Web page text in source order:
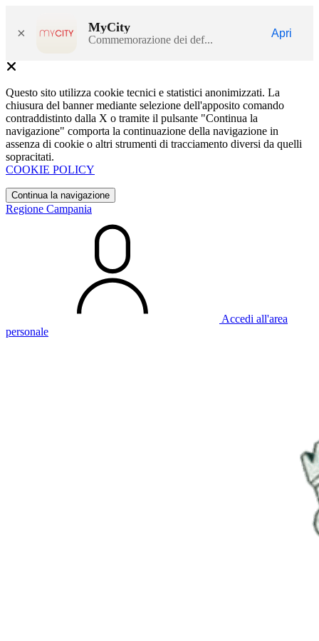
× MyCity
Commemorazione dei def...
Apri
Questo sito utilizza cookie tecnici e statistici anonimizzati. La
chiusura del banner mediante selezione dell'apposito comando
contraddistinto dalla X o tramite il pulsante "Continua la
navigazione" comporta la continuazione della navigazione in
assenza di cookie o altri strumenti di tracciamento diversi da quelli
sopracitati.
COOKIE POLICY
Continua la navigazione
Regione Campania
Accedi all'area
personale